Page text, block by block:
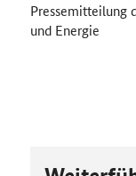
Pressemitteilung
und Energie